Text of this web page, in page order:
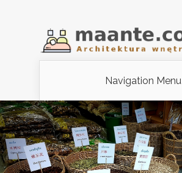
Navigation Menu